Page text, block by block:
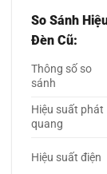
So Sánh
Đèn Cũ:
Thông số so
sánh
Hiệu suất phát
quang
Hiệu suất điện